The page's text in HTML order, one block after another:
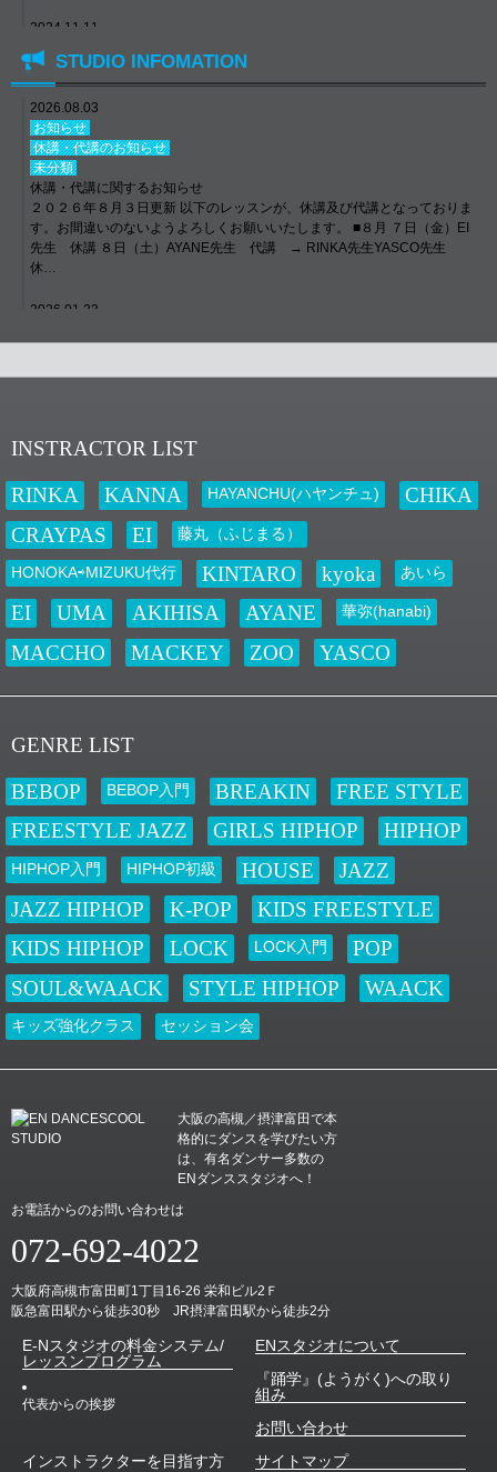
2024.11.11
お知らせ
休講・代講のお知らせ
未分類
年末年始について
【年末年始について】 12/29(日)〜1/6(月) 全クラス休講 Dance School E-
N STUDIO TEL: 072-692-4022 LINE ID: e-nstudio6534 #ens…
STUDIO INFOMATION
2026.08.03
お知らせ
休講・代講のお知らせ
未分類
休講・代講に関するお知らせ
２０２６年８月３日更新 以下のレッスンが、休講及び代講となっておりま
す。お間違いのないようよろしくお願いいたします。 ■８月 ７日（金）EI
先生 休講 ８日（土）AYANE先生 代講 → RINKA先生YASCO先生
休…
2026.01.23
城東区鴫野西２-１-２１
2026.01.01
E–Nニュース
お知らせ
未分類
謹賀新年
新年あけましておめでとうございます 旧年中は大変お世話になり 誠に有
難うございました 本年も一つずつの「縁」を大切に ダンスを通じて沢山
の笑顔と感動をクリエイトして参りますので 本年も変わらず ご指導ご鞭
撻のほど 宜しく…
2025.11.07
お知らせ
未分類
NEW LESSON スタート！！
POPの要素を取り入れた独自のHIPHOPスタイル「KANNA」による、 キ
ッズ（中学生まで）を対象としたクラスがスタート致します！ お申し込み
先着７名様に、11/29、12/6の２回分のチケットプレゼント！ 本日（11…
2025.11.01
E–Nニュース
お知らせ
未分類
E-Nハロウィンダンスコンテスト結果発表！！
２０２５年E-Nハロウィンダンスコンテスト！！ 個性豊かな９作品のエン
トリーを頂きました！ どの作品も趣向が凝らされており、それぞれのクラ
スやメンバーの楽しい雰囲気がすごく伝わってきました！ どの作品も甲乙
つけ難い内容と…
INSTRACTOR LIST
RINKA KANNA HAYANCHU(ハヤンチュ)
CHIKA
CRAYPAS
EI 藤丸（ふじまる）
HONOKA⇨MIZUKU代行 KINTARO kyoka あいら
EI UMA AKIHISA AYANE 華弥(hanabi)
MACCHO MACKEY ZOO YASCO
GENRE LIST
BEBOP BEBOP入門 BREAKIN
FREE STYLE
FREESTYLE JAZZ
GIRLS HIPHOP HIPHOP
HIPHOP入門 HIPHOP初級 HOUSE
JAZZ
JAZZ HIPHOP
K-POP
KIDS FREESTYLE
KIDS HIPHOP
LOCK LOCK入門
POP
SOUL&WAACK
STYLE HIPHOP WAACK
キッズ強化クラス セッション会
大阪の高槻／摂津富田で本
格的にダンスを学びたい方
は、有名ダンサー多数の
ENダンススタジオへ！
お電話からのお問い合わせは
072-692-4022
大阪府高槻市富田町1丁目16-26 栄和ビル2Ｆ
阪急富田駅から徒歩30秒 JR摂津富田駅から徒歩2分
E-Nスタジオの料金システム/
レッスンプログラム
代表からの挨拶
ENスタジオについて
『踊学』(ようがく)への取り
組み
お問い合わせ
インストラクターを目指す方
サイトマップ